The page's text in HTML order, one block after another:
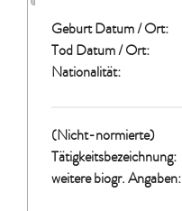
Geburt Datum / Ort:
Tod Datum / Ort:
Nationalität:
(Nicht-normierte)
Tätigkeitsbezeichnung:
weitere biogr. Angaben: